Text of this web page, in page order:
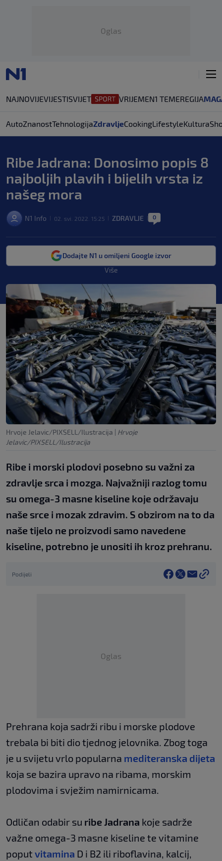
Oglas
NAJNOVIJEVIJESTISVIJET VRIJEMEN1 TEMEREGIJA
AutoZnanostTehnologijaZdravljeCookingLifestyleKultura
Ribe Jadrana: Donosimo popis 8
najboljih plavih i bijelih vrsta iz
našeg mora
N1 Info 02. svi. 2022. 15:25 ZDRAVLJE 0
Dodajte N1 u omiljeni Google izvor
Više
Hrvoje Jelavic/PIXSELL/Ilustracija | Hrvoje
Jelavic/PIXSELL/Ilustracija
Ribe i morski plodovi posebno su važni za
zdravlje srca i mozga. Najvažniji razlog tomu
su omega-3 masne kiseline koje održavaju
naše srce i mozak zdravim. S obzirom na to da
naše tijelo ne proizvodi samo navedene
kiseline, potrebno je unositi ih kroz prehranu.
Podijeli
Oglas
Prehrana koja sadrži ribu i morske plodove
trebala bi biti dio tjednog jelovnika. Zbog toga
je u svijetu vrlo popularna mediteranska dijeta
koja se bazira upravo na ribama, morskim
plodovima i svježim namirnicama.
Odličan odabir su ribe Jadrana koje sadrže
važne omega-3 masne kiseline te vitamine
poput vitamina D i B2 ili riboflavina, kalcij,